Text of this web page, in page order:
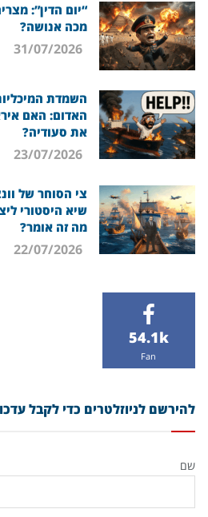
“יום הדין”:
מכה אנושה?
31/07/2026
השמדת
האדום: האם
את סעודיה?
23/07/2026
צי הסוחר של
שיא היסטורי
מה זה אומר?
22/07/2026
54.1k
Fan
להירשם לניוזלטרים כדי לקבל
שם